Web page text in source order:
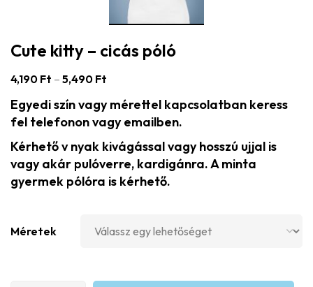
Cute kitty – cicás póló
4,190 Ft – 5,490 Ft
Egyedi szín vagy mérettel kapcsolatban keress
fel telefonon vagy emailben.
Kérhető v nyak kivágással vagy hosszú ujjal is
vagy akár pulóverre, kardigánra. A minta
gyermek pólóra is kérhető.
Méretek